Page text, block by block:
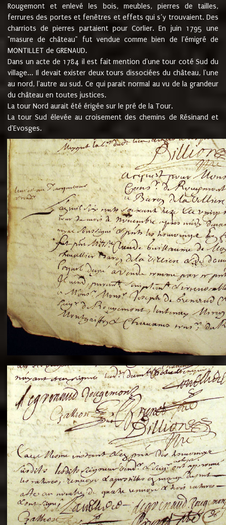
Rougemont et enlevé les bois, meubles, pierres de tailles,
ferrures des portes et fenêtres et effets qui s’y trouvaient. Des
charriots de pierres partaient pour Corlier. En juin 1795 une
"masure de château" fut vendue comme bien de l'émigré de
MONTILLET de GRENAUD.
Dans un acte de 1784 il est fait mention d'une tour coté Sud du
village... Il devait exister deux tours dissociées du château, l'une
au nord, l'autre au sud. Ce qui parait normal au vu de la grandeur
du château en toutes justices.
La tour Nord aurait été érigée sur le pré de la Tour.
La tour Sud élevée au croisement des chemins de Résinand et
d'Evosges.